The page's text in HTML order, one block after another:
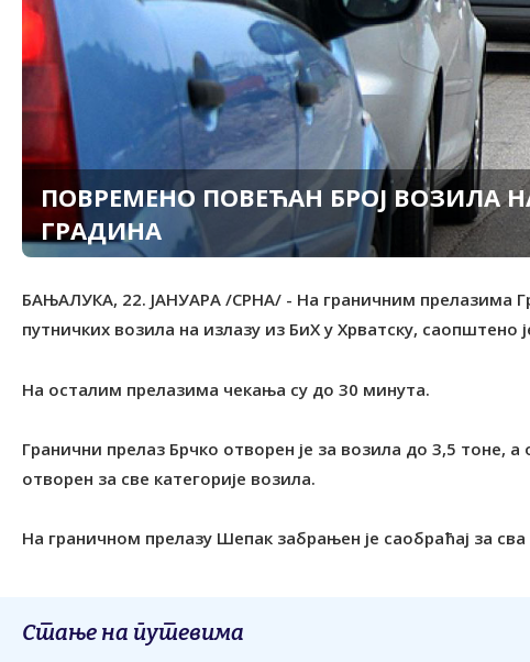
ПОВРЕМЕНО ПОВЕЋАН БРОЈ ВОЗИЛА
ГРАДИНА
БАЊАЛУКА, 22. ЈАНУАРА /СРНА/ - На граничним прелазима
путничких возила на излазу из БиХ у Хрватску, саопштено
На осталим прелазима чекања су до 30 минута.
Гранични прелаз Брчко отворен је за возила до 3,5 тоне,
отворен за све категорије возила.
На граничном прелазу Шепак забрањен је саобраћај за
Стање на путевима